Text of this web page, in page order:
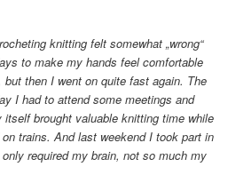
knitting felt somewhat „wrong“
to make my hands feel comfortable
but then I went on quite fast again. The
I had to attend some meetings and
itself brought valuable knitting time while
trains. And last weekend I took part in
required my brain, not so much my